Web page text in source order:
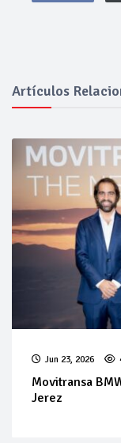
Artículos
Jun 23, 2026
Movitransa
Jerez